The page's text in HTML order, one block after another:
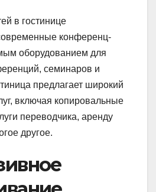
в гостинице
конференц-
оборудованием для
семинаров и
предлагает широкий
включая копировальные
переводчика, аренду
другое.